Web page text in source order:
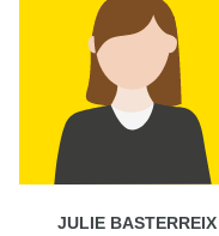
JULIE BASTERREIX